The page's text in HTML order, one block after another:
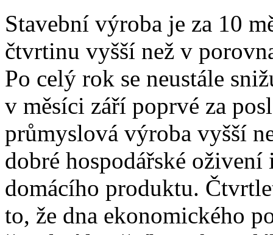
Stavební výroba je za 10
čtvrtinu vyšší než v
Po celý rok se neustále
v měsíci září poprvé za
průmyslová výroba vyšší
dobré hospodářské
domácího produktu.
to, že dna ekonomického